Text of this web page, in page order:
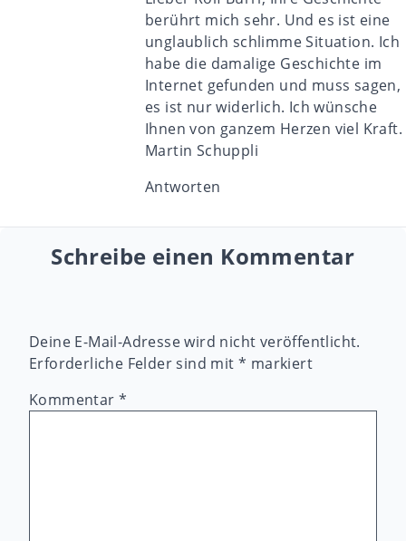
berührt mich sehr. Und es ist eine
unglaublich schlimme Situation. Ich
habe die damalige Geschichte im
Internet gefunden und muss sagen,
es ist nur widerlich. Ich wünsche
Ihnen von ganzem Herzen viel Kraft.
Martin Schuppli
Antworten
Schreibe einen Kommentar
Deine E-Mail-Adresse wird nicht veröffentlicht.
Erforderliche Felder sind mit * markiert
Kommentar*